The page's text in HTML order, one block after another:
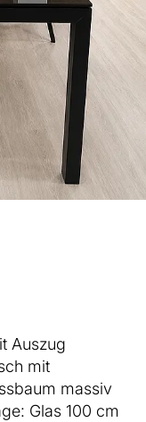
Auszug
mit
massiv
Glas 100 cm